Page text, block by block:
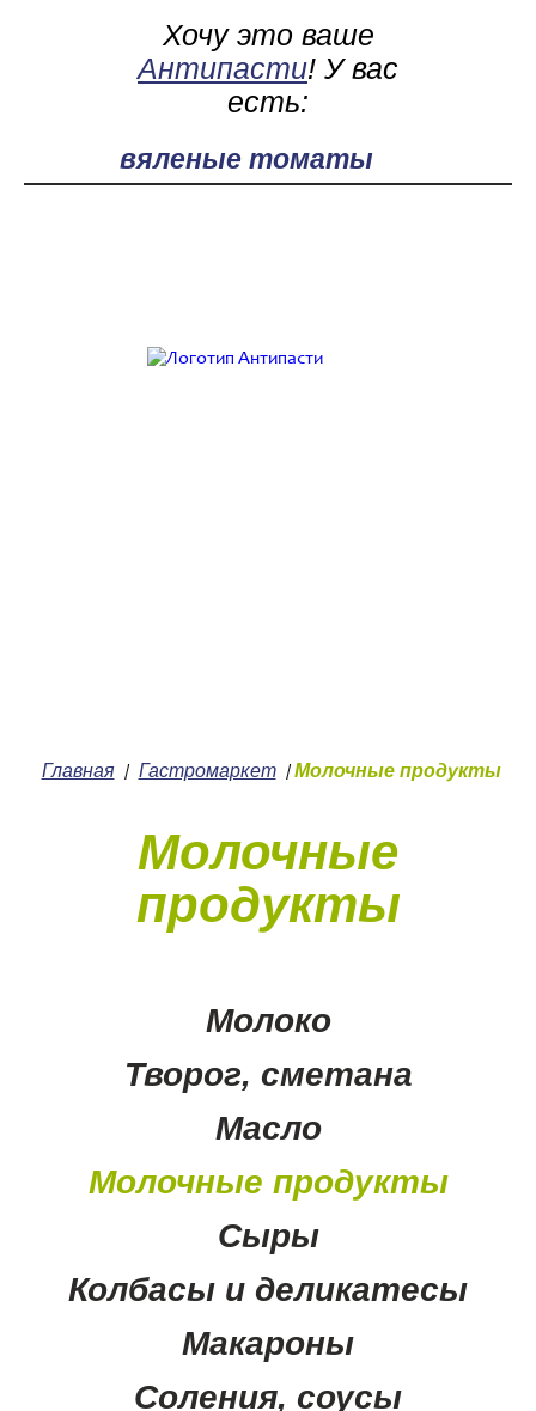
Хочу это ваше
Антипасти! У вас
есть:
Поле поиска
Главная / Гастромаркет /Молочные продукты
Молочные
продукты
Молоко
Творог, сметана
Масло
Молочные продукты
Сыры
Колбасы и деликатесы
Макароны
Соления, соусы